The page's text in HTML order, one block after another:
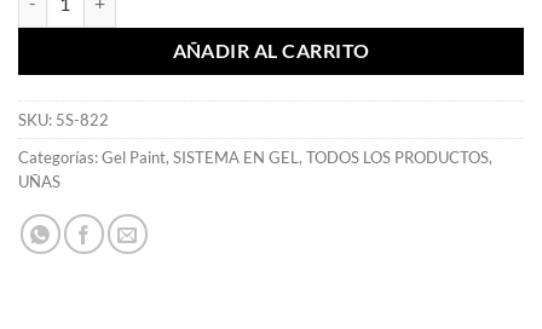
AÑADIR AL CARRITO
SKU: 5S-822
Categorías:Gel Paint, SISTEMA EN GEL , TODOS LOS PRODUCTOS,
UÑAS